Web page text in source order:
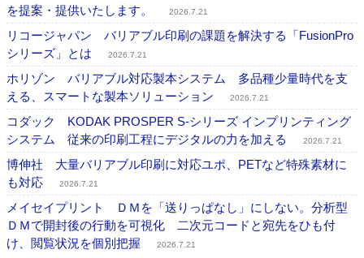
を提案・提供いたします。
2026.7.21
リコージャパン バリアブル印刷の課題を解決する「FusionPro
シリーズ」とは
2026.7.21
ホリゾン バリアブル対応製本システム 多品種少量時代を支
える、スマートな製本ソリューション
2026.7.21
コダック KODAK PROSPER S-シリーズ インプリンティング
システム 従来の印刷工程にデジタルの力を加える
2026.7.21
博伸社 大量バリアブル印刷に対応ユポ、PETなど特殊素材に
も対応
2026.7.21
メイセイプリント ＤＭを「送りっぱなし」にしない。分析型
ＤＭで開封後の行動を可視化 二次元コードと宛先をひも付
け、閲覧状況を個別把握
2026.7.21